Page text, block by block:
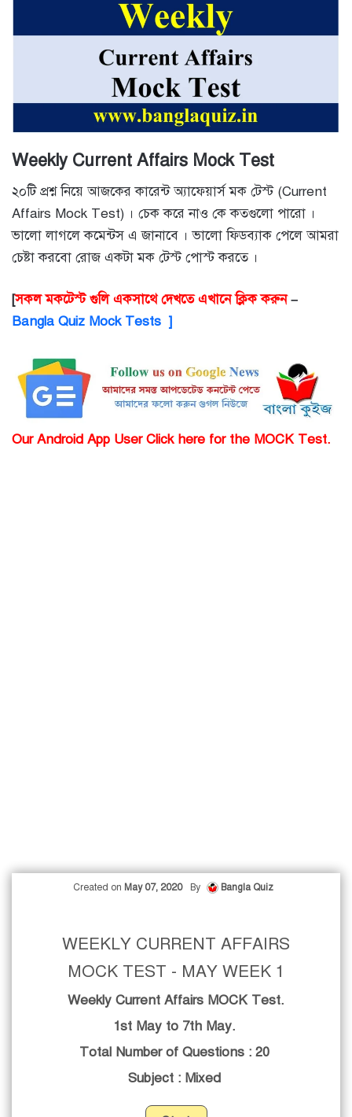
Weekly Current Affairs Mock Test
২০টি প্রশ্ন নিয়ে আজকের কারেন্ট অ্যাফেয়ার্স মক টেস্ট (Current
Affairs Mock Test) । চেক করে নাও কে কতগুলো পারো ।
ভালো লাগলে কমেন্টস এ জানাবে । ভালো ফিডব্যাক পেলে আমরা
চেষ্টা করবো রোজ একটা মক টেস্ট পোস্ট করতে ।
[সকল মকটেস্ট গুলি একসাথে দেখতে এখানে ক্লিক করুন–
Bangla Quiz Mock Tests ]
Our Android App User Click here for the MOCK Test.
Created on May 07, 2020 By Bangla Quiz
WEEKLY CURRENT AFFAIRS
MOCK TEST - MAY WEEK 1
Weekly Current Affairs MOCK Test.
1st May to 7th May.
Total Number of Questions : 20
Subject : Mixed